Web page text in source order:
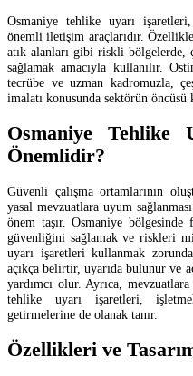
Osmaniye tehlike uyarı
önemli iletişim araçlarıdır.
atık alanları gibi riskli bölgelerde,
sağlamak amacıyla kullanılır.
tecrübe ve uzman kadromuzla,
imalatı konusunda sektörün öncüsü
Osmaniye Tehlike
Önemlidir?
Güvenli çalışma ortamlarının
yasal mevzuatlara uyum
önem taşır. Osmaniye bölgesinde
güvenliğini sağlamak ve riskleri
uyarı işaretleri kullanmak
açıkça belirtir, uyarıda bulunur ve
yardımcı olur. Ayrıca,
tehlike uyarı işaretleri,
getirmelerine de olanak tanır.
Özellikleri ve